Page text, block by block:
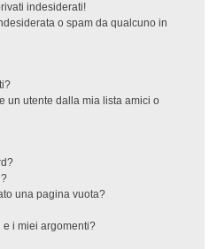
indesiderati!
o spam da qualcuno in
un utente dalla mia lista amici o
una pagina vuota?
e i miei argomenti?